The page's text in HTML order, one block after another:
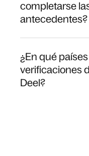
completarse
antecedentes?
¿En qué
verificaciones
Deel?